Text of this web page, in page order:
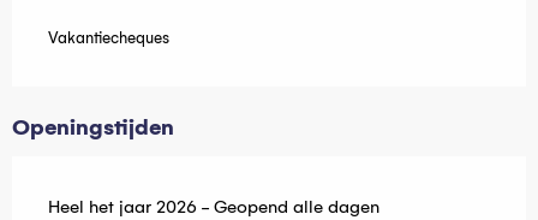
Vakantiecheques
Openingstijden
Heel het jaar 2026 - Geopend alle dagen